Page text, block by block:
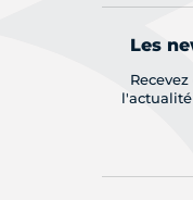
Les